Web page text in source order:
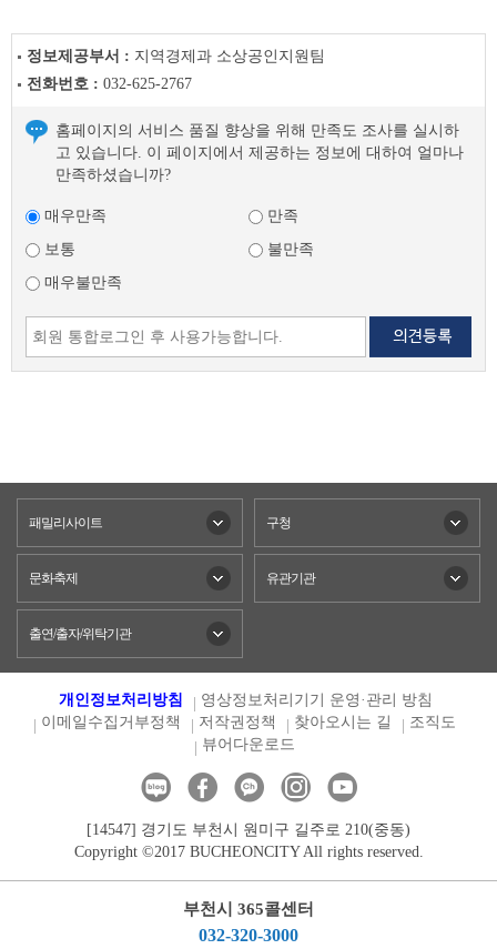
정보제공부서 : 지역경제과 소상공인지원팀
전화번호 : 032-625-2767
홈페이지의 서비스 품질 향상을 위해 만족도 조사를 실시하
고 있습니다. 이 페이지에서 제공하는 정보에 대하여 얼마나
만족하셨습니까?
매우만족
만족
보통
불만족
매우불만족
패밀리사이트 구청
문화축제 유관기관
출연/출자/위탁기관
개인정보처리방침
영상정보처리기기 운영·관리 방침
이메일수집거부정책
저작권정책 찾아오시는 길
조직도
뷰어다운로드
[14547] 경기도 부천시 원미구 길주로 210(중동)
Copyright ©2017 BUCHEONCITY All rights reserved.
부천시 365콜센터
032-320-3000